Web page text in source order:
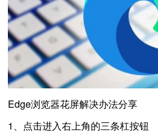
Edge浏览器花屏解决办法分享
1、点击进入右上角的三条杠按钮